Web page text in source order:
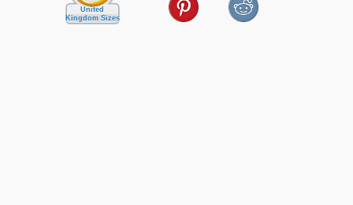
United
Kingdom Sizes